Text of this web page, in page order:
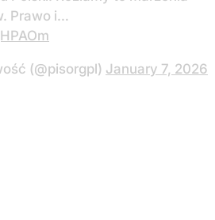
Prawo i…
(@pisorgpl) January 7, 2026